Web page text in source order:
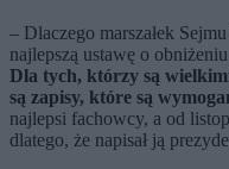
– Dlaczego marszałek
najlepszą ustawę o
Dla tych, którzy są
są zapisy, które są
najlepsi fachowcy, a od
dlatego, że napisał ją